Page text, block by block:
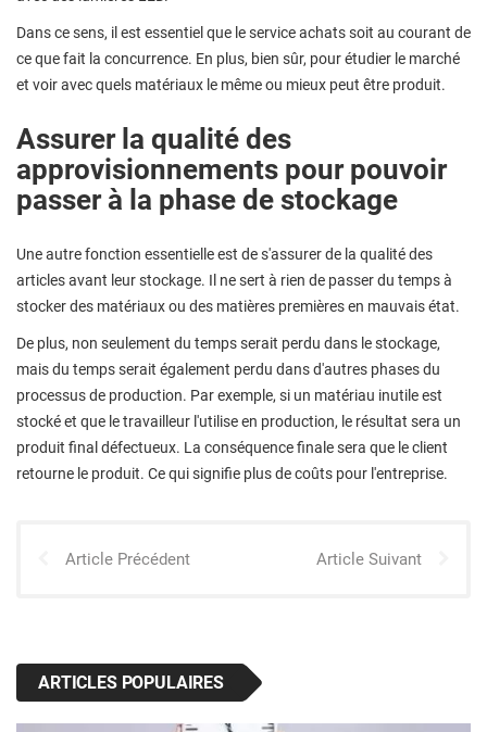
Dans ce sens, il est essentiel que le service achats soit au courant de
ce que fait la concurrence. En plus, bien sûr, pour étudier le marché
et voir avec quels matériaux le même ou mieux peut être produit.
Assurer la qualité des
approvisionnements pour pouvoir
passer à la phase de stockage
Une autre fonction essentielle est de s'assurer de la qualité des
articles avant leur stockage. Il ne sert à rien de passer du temps à
stocker des matériaux ou des matières premières en mauvais état.
De plus, non seulement du temps serait perdu dans le stockage,
mais du temps serait également perdu dans d'autres phases du
processus de production. Par exemple, si un matériau inutile est
stocké et que le travailleur l'utilise en production, le résultat sera un
produit final défectueux. La conséquence finale sera que le client
retourne le produit. Ce qui signifie plus de coûts pour l'entreprise.
Article Précédent Article Suivant
ARTICLES POPULAIRES